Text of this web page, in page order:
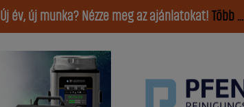
Új év, új munka? Nézze meg az ajánlatokat! Több ...